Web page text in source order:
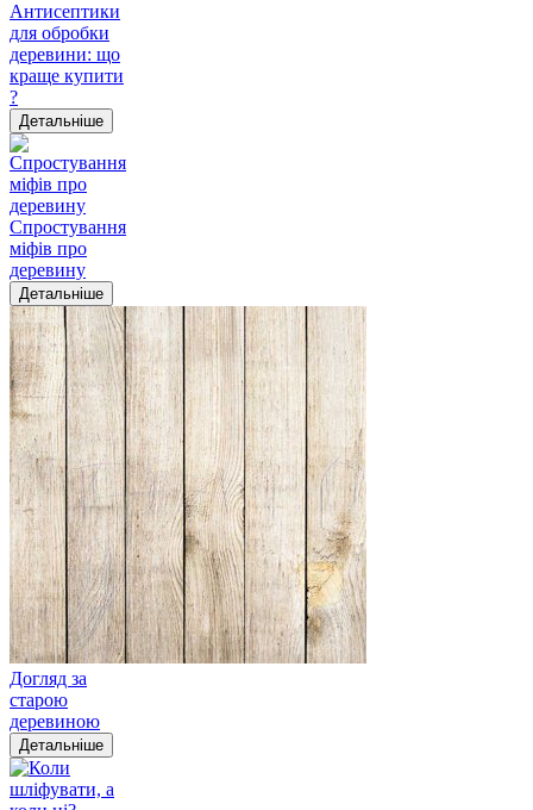
Антисептики
для обробки
деревини: що
краще купити
?
Детальніше
Спростування
міфів про
деревину
Детальніше
Догляд за
старою
деревиною
Детальніше